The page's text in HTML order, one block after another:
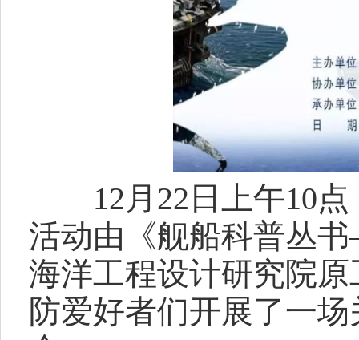
12月22日上午10点
活动由《舰船科普丛
海洋工程设计研究院
防爱好者们开展了一